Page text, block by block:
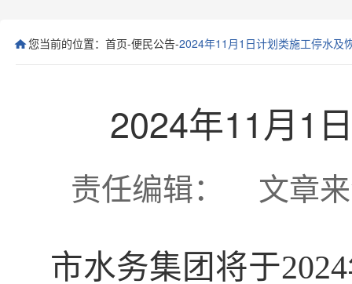
您当前的位置： 首页-便民公告-2024年11月1日计划类施工停水及
2024年11月1
责任编辑： 文章
市水务集团将于2024